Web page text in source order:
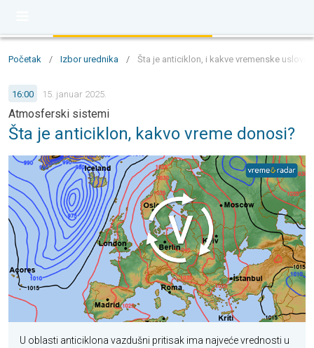
Početak / Izbor urednika / Šta je anticiklon, i kakve vremenske uslove
16:00 15. januar 2025.
Atmosferski sistemi
Šta je anticiklon, kakvo vreme donosi?
U oblasti anticiklona vazdušni pritisak ima najveće vrednosti u